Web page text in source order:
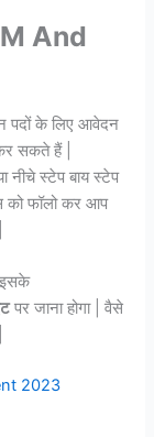
And
पदों के लिए आवेदन
सकते हैं |
स्टेप बाय स्टेप
को फॉलो कर आप
पर जाना होगा | वैसे